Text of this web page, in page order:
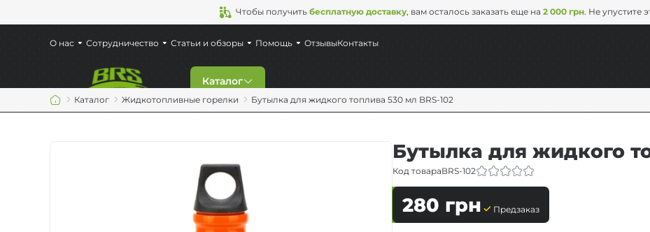
Чтобы получить бесплатную доставку, вам осталось заказать еще на 2 000 грн. Не упустите
Каталог
Новинки
Газовые горелки
О нас Сотрудничество Статьи и обзоры Помощь ОтзывыКонтакты
Каталог Жидкотопливные горелки Бутылка для жидкого топлива 530 мл BRS-102
Бутылка для жидкого
Код товараBRS-102
280 грн Предзаказ